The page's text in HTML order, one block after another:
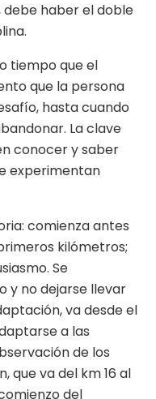
debe haber el doble
tiempo que el
que la persona
hasta cuando
La clave
conocer y saber
experimentan
comienza antes
kilómetros;
Se
y no dejarse llevar
va desde el
a las
de los
que va del km 16 al
del